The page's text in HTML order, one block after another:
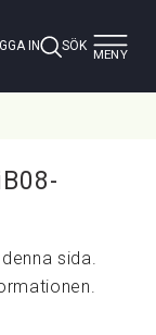
IN SÖK Toggle
MENY
sida.